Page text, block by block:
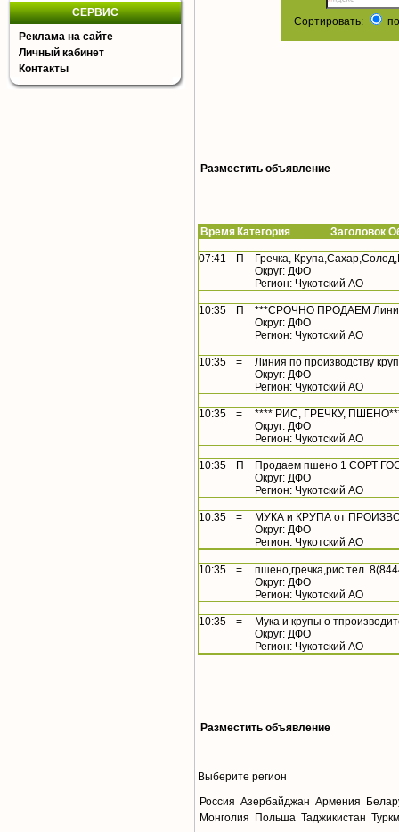
СЕРВИС
Реклама на сайте
Личный кабинет
Контакты
Сортировать:
Разместить объявление
Время Категория Заголовок
07:41 П
Гречка,
Округ: ДФО
Регион: Чукотский АО
10:35 П ***СРОЧНО ПРОДАЕМ Линию
Округ: ДФО
Регион: Чукотский АО
10:35 =
Линия по производству
Округ: ДФО
Регион: Чукотский АО
10:35 =
**** РИС, ГРЕЧКУ,
Округ: ДФО
Регион: Чукотский АО
10:35 П
Продаем пшено 1 СОРТ
Округ: ДФО
Регион: Чукотский АО
10:35 =
МУКА и КРУПА от
Округ: ДФО
Регион: Чукотский АО
10:35 =
пшено,гречка,рис тел.
Округ: ДФО
Регион: Чукотский АО
10:35 =
Мука и крупы о
Округ: ДФО
Регион: Чукотский АО
Разместить объявление
Выберите регион
Россия Азербайджан Армения
Монголия
Польша Таджикистан